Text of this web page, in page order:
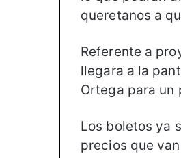
queretanos a
Referente a
llegara a la
Ortega para un
Los boletos ya
precios que